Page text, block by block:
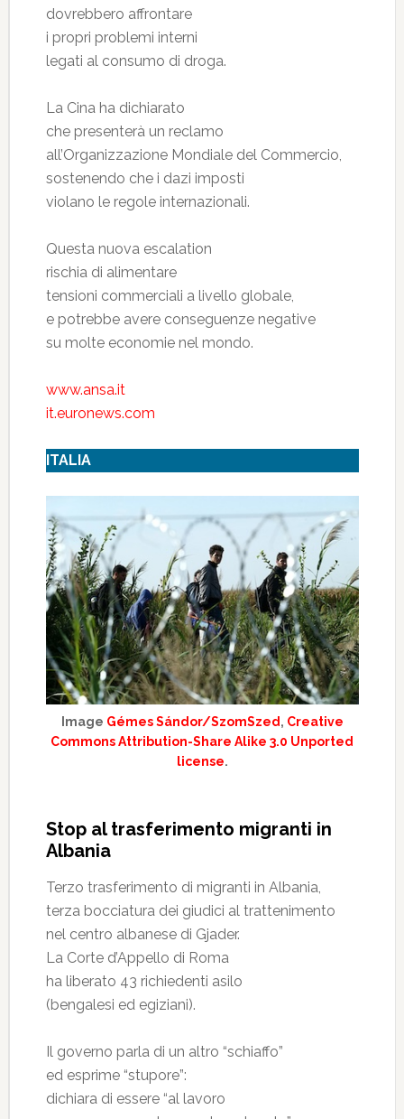
dovrebbero affrontare
i propri problemi interni
legati al consumo di droga.
La Cina ha dichiarato
che presenterà un reclamo
all’Organizzazione Mondiale del Commercio,
sostenendo che i dazi imposti
violano le regole internazionali.
Questa nuova escalation
rischia di alimentare
tensioni commerciali a livello globale,
e potrebbe avere conseguenze negative
su molte economie nel mondo.
www.ansa.it
it.euronews.com
ITALIA
Image Gémes Sándor/SzomSzed, Creative
Commons Attribution-Share Alike 3.0 Unported
license.
Stop al trasferimento migranti in
Albania
Terzo trasferimento di migranti in Albania,
terza bocciatura dei giudici al trattenimento
nel centro albanese di Gjader.
La Corte d’Appello di Roma
ha liberato 43 richiedenti asilo
(bengalesi ed egiziani).
Il governo parla di un altro “schiaffo”
ed esprime “stupore”:
dichiara di essere “al lavoro